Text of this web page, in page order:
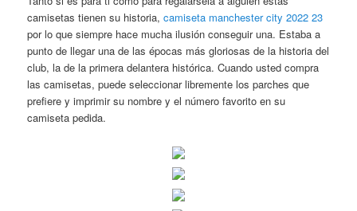
camisetas tienen su historia,camiseta manchester city 2022 23
por lo que siempre hace mucha ilusión conseguir una. Estaba a
punto de llegar una de las épocas más gloriosas de la historia del
club, la de la primera delantera histórica. Cuando usted compra
las camisetas, puede seleccionar libremente los parches que
prefiere y imprimir su nombre y el número favorito en su
camiseta pedida.